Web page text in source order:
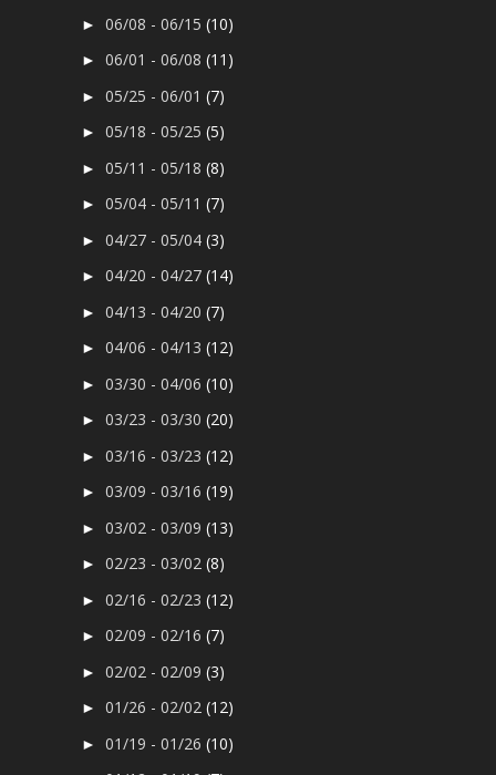
►06/08 - 06/15(10)
►06/01 - 06/08(11)
►05/25 - 06/01(7)
►05/18 - 05/25(5)
►05/11 - 05/18(8)
►05/04 - 05/11(7)
►04/27 - 05/04(3)
►04/20 - 04/27(14)
►04/13 - 04/20(7)
►04/06 - 04/13(12)
►03/30 - 04/06(10)
►03/23 - 03/30(20)
►03/16 - 03/23(12)
►03/09 - 03/16(19)
►03/02 - 03/09(13)
►02/23 - 03/02(8)
►02/16 - 02/23(12)
►02/09 - 02/16(7)
►02/02 - 02/09(3)
►01/26 - 02/02(12)
►01/19 - 01/26(10)